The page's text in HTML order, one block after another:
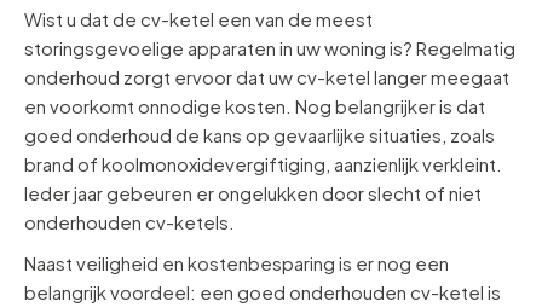
Wist u dat de cv-ketel een van de meest
storingsgevoelige apparaten in uw woning is? Regelmatig
onderhoud zorgt ervoor dat uw cv-ketel langer meegaat
en voorkomt onnodige kosten. Nog belangrijker is dat
goed onderhoud de kans op gevaarlijke situaties, zoals
brand of koolmonoxidevergiftiging, aanzienlijk verkleint.
Ieder jaar gebeuren er ongelukken door slecht of niet
onderhouden cv-ketels.
Naast veiligheid en kostenbesparing is er nog een
belangrijk voordeel: een goed onderhouden cv-ketel is